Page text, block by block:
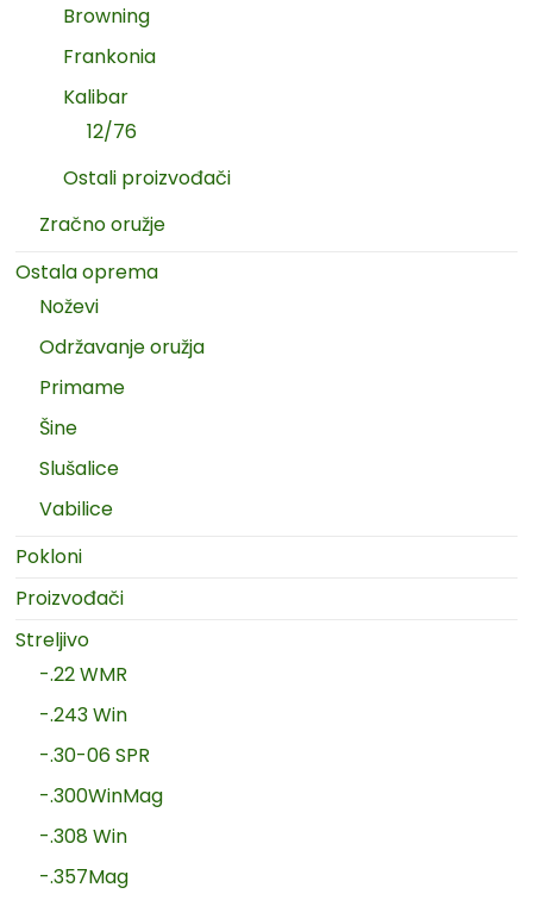
Browning
Frankonia
Kalibar
12/76
Ostali proizvođači
Zračno oružje
Ostala oprema
Noževi
Održavanje oružja
Primame
Šine
Slušalice
Vabilice
Pokloni
Proizvođači
Streljivo
-.22 WMR
-.243 Win
-.30-06 SPR
-.300WinMag
-.308 Win
-.357Mag